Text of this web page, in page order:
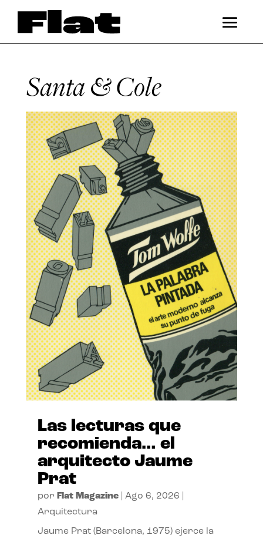
Santa & Cole
Las lecturas que
recomienda… el
arquitecto Jaume
Prat
por Flat Magazine| Ago 6, 2026
Arquitectura
Jaume Prat (Barcelona, 1975) ejerce la